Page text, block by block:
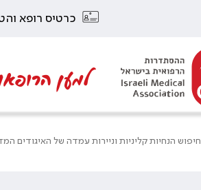
כרטיס רופא
למען
חיפוש הנחיות קליניות וניירות עמדה של האיגודים